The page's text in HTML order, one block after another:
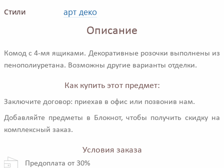
Стили арт деко
Описание
Комод с 4-мя ящиками. Декоративные розочки выполнены из
пенополиуретана. Возможны другие варианты отделки.
Как купить этот предмет:
Заключите договор: приехав в офис или позвонив нам.
Добавляйте предметы в Блокнот, чтобы получить скидку на
комплексный заказ.
Условия заказа
Предоплата от 30%